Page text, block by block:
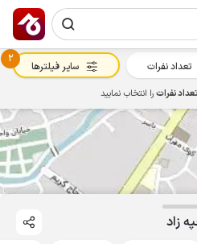
7.99میلیون ت 5
زاد
تعداد نفرات
2
سایر فیلترها
تعداد نفراترا انتخاب نمایید